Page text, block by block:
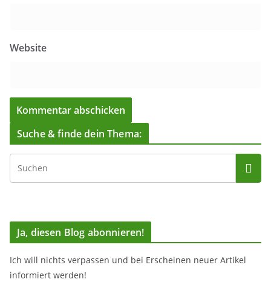
Website
Suche & finde dein Thema:
Ja, diesen Blog abonnieren!
Ich will nichts verpassen und bei Erscheinen neuer Artikel
informiert werden!